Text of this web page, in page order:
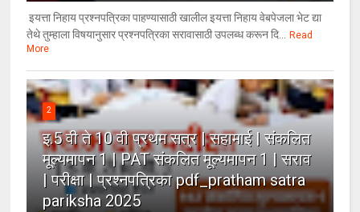
इयत्ता निहाय प्रश्नपत्रिका पाहण्यासाठी खालील इयत्ता निहाय वेबपेजला भेट द्या
तेथे तुम्हाला विषयानुसार प्रश्नपत्रिका सरावासाठी उपलब्ध करून दि... Read
More
2
इ.5 वी ते 10 वी प्रथम सत्र | सहामाई | संकलित
मूल्यमापन 1 | PAT संकलित मूल्यमापन 1 | सराव
| परीक्षा | प्रश्नपत्रिका pdf_pratham satra
pariksha 2025